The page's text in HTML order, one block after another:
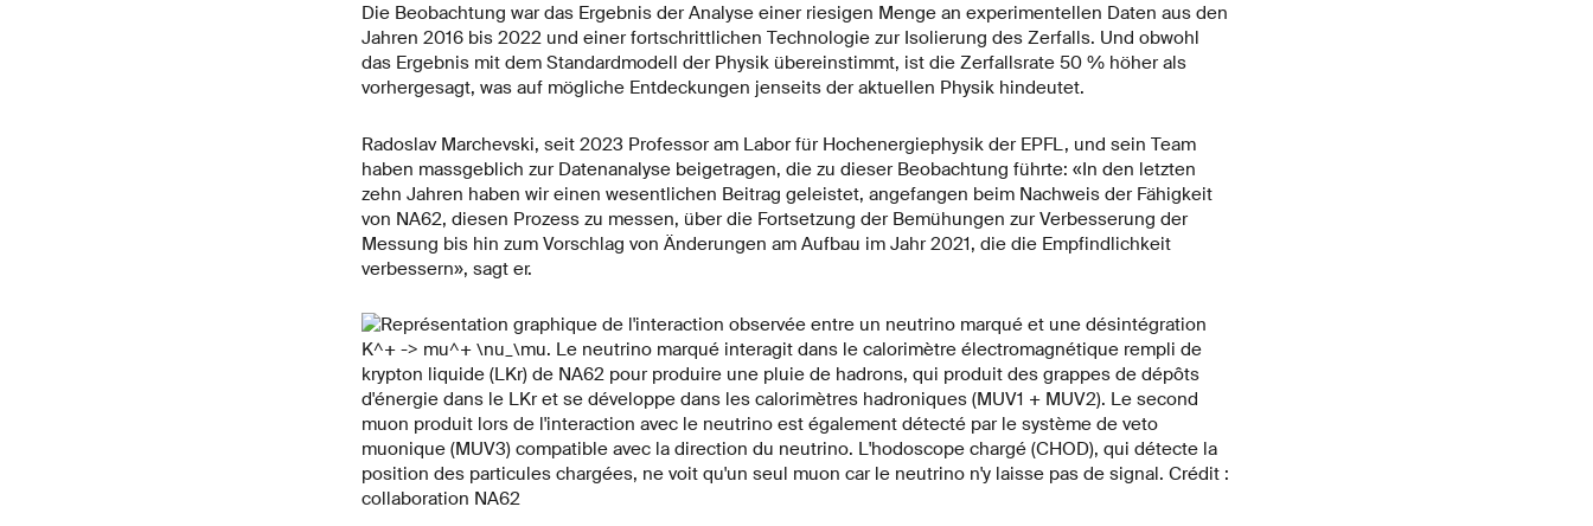
Die Beobachtung war das Ergebnis der Analyse einer riesigen Menge an experimentellen Daten aus den
Jahren 2016 bis 2022 und einer fortschrittlichen Technologie zur Isolierung des Zerfalls. Und obwohl
das Ergebnis mit dem Standardmodell der Physik übereinstimmt, ist die Zerfallsrate 50 % höher als
vorhergesagt, was auf mögliche Entdeckungen jenseits der aktuellen Physik hindeutet.
Radoslav Marchevski, seit 2023 Professor am Labor für Hochenergiephysik der EPFL, und sein Team
haben massgeblich zur Datenanalyse beigetragen, die zu dieser Beobachtung führte: «In den letzten
zehn Jahren haben wir einen wesentlichen Beitrag geleistet, angefangen beim Nachweis der Fähigkeit
von NA62, diesen Prozess zu messen, über die Fortsetzung der Bemühungen zur Verbesserung der
Messung bis hin zum Vorschlag von Änderungen am Aufbau im Jahr 2021, die die Empfindlichkeit
verbessern», sagt er.